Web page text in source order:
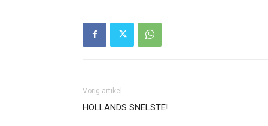
Vorig artikel
HOLLANDS SNELSTE!